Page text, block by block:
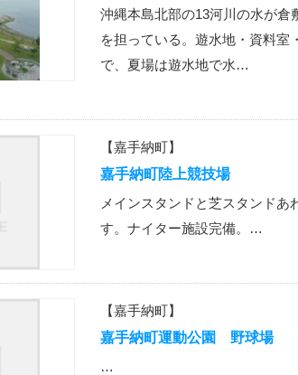
沖縄本島北部の13河川の水が倉
を担っている。遊水地・資料室
で、夏場は遊水地で水…
【嘉手納町】
嘉手納町陸上競技場
メインスタンドと芝スタンド
す。ナイター施設完備。…
【嘉手納町】
嘉手納町運動公園 野球場
…